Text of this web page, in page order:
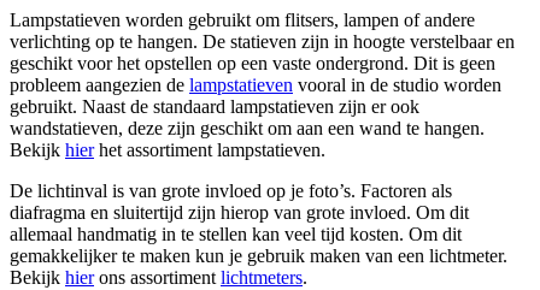
Lampstatieven worden gebruikt om flitsers, lampen of andere
verlichting op te hangen. De statieven zijn in hoogte verstelbaar en
geschikt voor het opstellen op een vaste ondergrond. Dit is geen
probleem aangezien de lampstatieven vooral in de studio worden
gebruikt. Naast de standaard lampstatieven zijn er ook
wandstatieven, deze zijn geschikt om aan een wand te hangen.
Bekijk hierhet assortiment lampstatieven.
De lichtinval is van grote invloed op je foto’s. Factoren als
diafragma en sluitertijd zijn hierop van grote invloed. Om dit
allemaal handmatig in te stellen kan veel tijd kosten. Om dit
gemakkelijker te maken kun je gebruik maken van een lichtmeter.
Bekijk hierons assortiment lichtmeters.